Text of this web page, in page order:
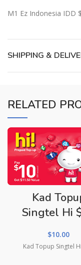
M1 Ez Indonesia IDD
SHIPPING &
RELATED
Kad
Singtel Hi
$10.00
Kad Topup Singtel